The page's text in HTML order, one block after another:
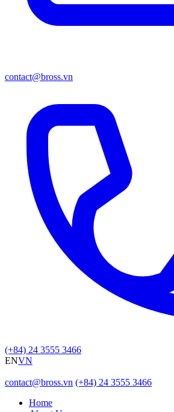
contact@bross.vn
(+84) 24 3555 3466
ENVN
contact@bross.vn (+84) 24 3555 3466
Home